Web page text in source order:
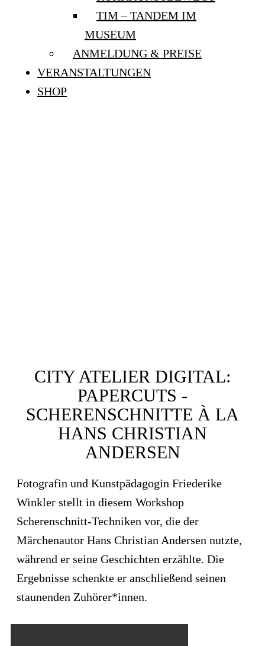
TIM – TANDEM IM
MUSEUM
ANMELDUNG & PREISE
VERANSTALTUNGEN
SHOP
CITY ATELIER DIGITAL:
PAPERCUTS -
SCHERENSCHNITTE À LA
HANS CHRISTIAN
ANDERSEN
Fotografin und Kunstpädagogin Friederike
Winkler stellt in diesem Workshop
Scherenschnitt-Techniken vor, die der
Märchenautor Hans Christian Andersen nutzte,
während er seine Geschichten erzählte. Die
Ergebnisse schenkte er anschließend seinen
staunenden Zuhörer*innen.